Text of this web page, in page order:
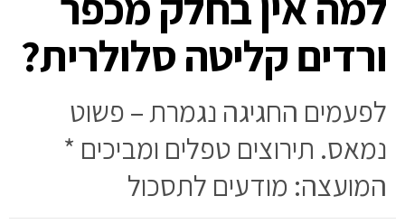
ורדים קליטה סלולרית?
לפעמים החגיגה נגמרת – פשוט
נמאס. תירוצים טפלים ומביכים *
המועצה: מודעים לתסכול